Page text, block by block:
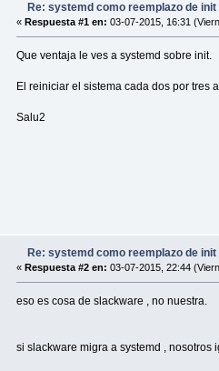
Re: systemd como reemplazo de init
« Respuesta #1 en: 03-07-2015, 16:31
Que ventaja le ves a systemd sobre init.
El reiniciar el sistema cada dos por tres
Salu2
Re: systemd como reemplazo de init
« Respuesta #2 en: 03-07-2015, 22:44
eso es cosa de slackware , no nuestra.
si slackware migra a systemd , nosotros